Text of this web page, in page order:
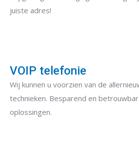
juiste adres!
VOIP telefonie
Wij kunnen u voorzien van de
technieken. Besparend en
oplossingen.